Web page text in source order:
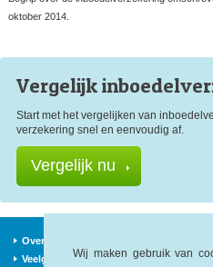
Wij maken gebruik van
oktober 2014.
Vergelijk inboedel
Start met het vergelijken van
verzekering snel en eenvoudig af.
Vergelijk nu
Over ons
Veelgestelde vragen
Begrippen